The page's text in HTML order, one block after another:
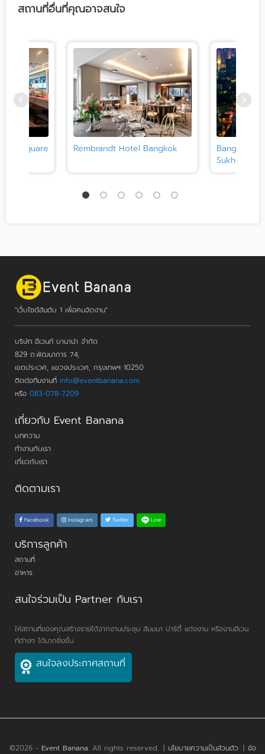
สถานที่อื่นที่คุณอาจสนใจ
Square Rembrandt Hotel Bangkok
Bangkok
Sukhumvit
"เว็บไซต์อันดับ 1 เพื่อคนจัดงาน"
บริษัท อีเวนท์ บานาน่า จำกัด
829 ถ.พัฒนาการ 74,
เขตประเวศ, แขวงประเวศ, กรุงเทพฯ 10250
ติดต่อทีมงานที่ info@eventbanana.com
หรือ 083-078-7209
เกี่ยวกับ Event Banana
บทความ
ทำงานกับเรา
เกี่ยวกับเรา
ติดตามเรา
Facebook Instagram Twitter Line
บริการลูกค้า
สถานที่
อาหาร
สนใจร่วมเป็น Partner กับเรา
ให้สถานที่ของคุณสร้างรายได้จากงานประชุม สัมมนา ปาร์ตี้ แต่งงาน หรืองานอีเวน
ท์ต่างๆ ได้มากยิ่งขึ้น
สนใจลงประกาศสถานที่
©2026 - Event Banana. All rights reserved. | นโยบายความเป็นส่วนตัว | ข้อ